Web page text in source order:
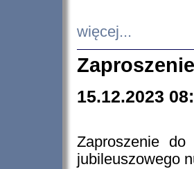
więcej...
15.12.2023
Zaproszenie do
jubileuszowego